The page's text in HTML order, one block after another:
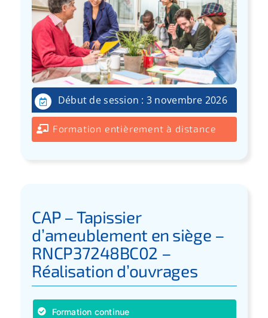
Début de session : 3 novembre 2026
Formation entièrement à distance
CAP – Tapissier
d’ameublement en siège –
RNCP37248BC02 –
Réalisation d’ouvrages
Formation continue